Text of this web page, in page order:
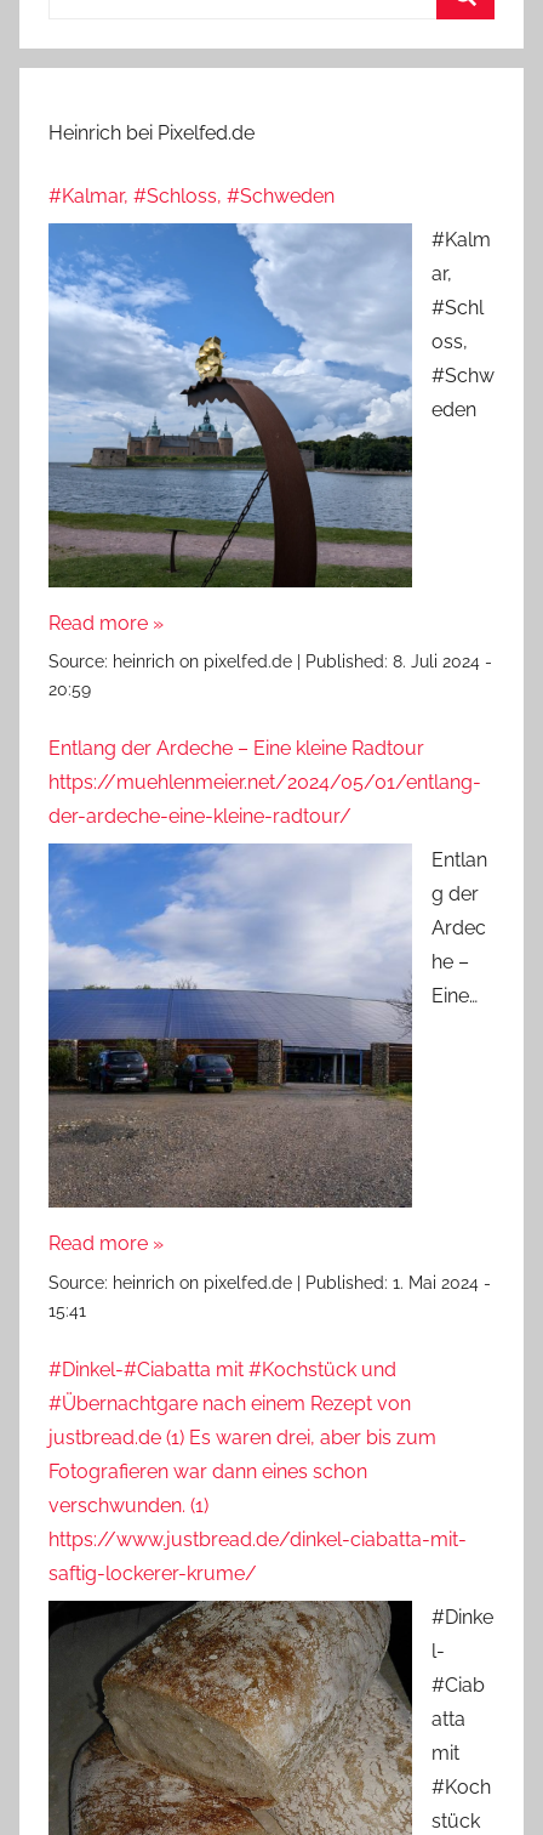
Heinrich bei Pixelfed.de
#Kalmar, #Schloss, #Schweden
#Kalm
ar,
#Schl
oss,
#Schw
eden
Read more »
Source: heinrich on pixelfed.de Published: 8. Juli 2024 -
20:59
Entlang der Ardeche – Eine kleine Radtour
https://muehlenmeier.net/2024/05/01/entlang-
der-ardeche-eine-kleine-radtour/
Entlan
g der
Ardec
he –
Eine…
Read more »
Source: heinrich on pixelfed.de Published: 1. Mai 2024 -
15:41
#Dinkel-#Ciabatta mit #Kochstück und
#Übernachtgare nach einem Rezept von
justbread.de (1) Es waren drei, aber bis zum
Fotografieren war dann eines schon
verschwunden. (1)
https://www.justbread.de/dinkel-ciabatta-mit-
saftig-lockerer-krume/
#Dinke
l-
#Ciab
atta
mit
#Koch
stück